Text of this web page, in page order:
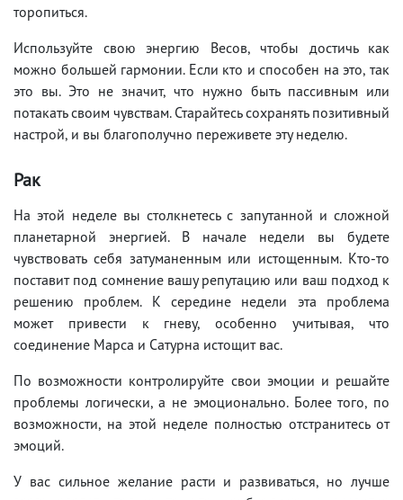
торопиться.
Используйте свою энергию Весов, чтобы достичь как
можно большей гармонии. Если кто и способен на это, так
это вы. Это не значит, что нужно быть пассивным или
потакать своим чувствам. Старайтесь сохранять позитивный
настрой, и вы благополучно переживете эту неделю.
Рак
На этой неделе вы столкнетесь с запутанной и сложной
планетарной энергией. В начале недели вы будете
чувствовать себя затуманенным или истощенным. Кто-то
поставит под сомнение вашу репутацию или ваш подход к
решению проблем. К середине недели эта проблема
может привести к гневу, особенно учитывая, что
соединение Марса и Сатурна истощит вас.
По возможности контролируйте свои эмоции и решайте
проблемы логически, а не эмоционально. Более того, по
возможности, на этой неделе полностью отстранитесь от
эмоций.
У вас сильное желание расти и развиваться, но лучше